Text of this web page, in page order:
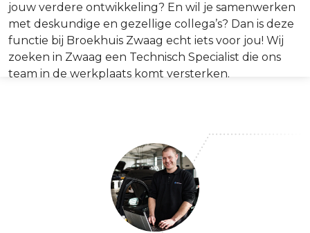
jouw verdere ontwikkeling? En wil je samenwerken
met deskundige en gezellige collega’s? Dan is deze
functie bij Broekhuis Zwaag echt iets voor jou! Wij
zoeken in Zwaag een Technisch Specialist die ons
team in de werkplaats komt versterken.